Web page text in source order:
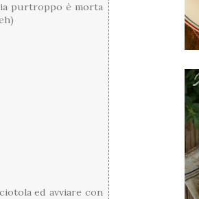
purtroppo è morta
ed avviare con